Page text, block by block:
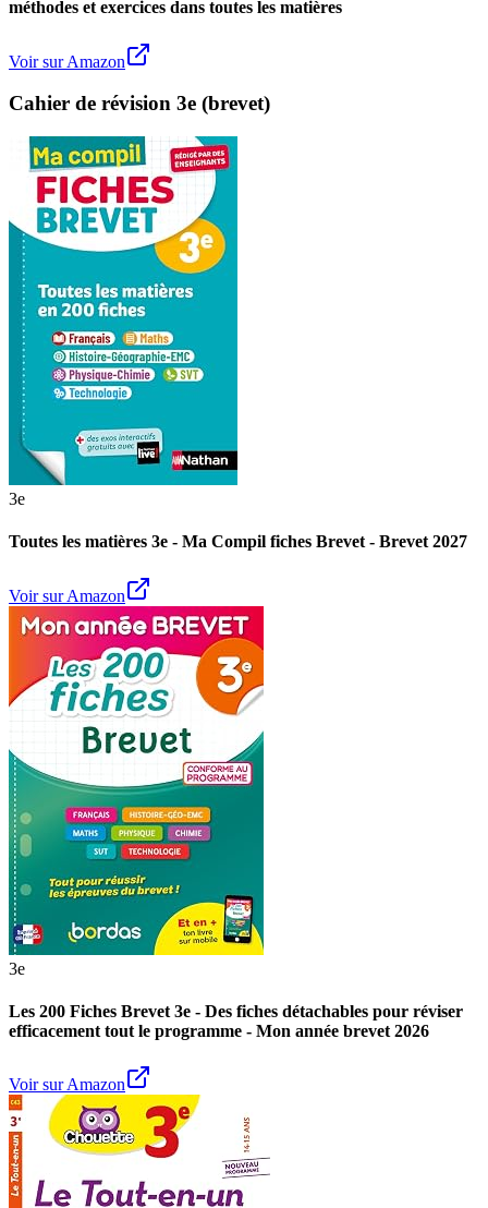
méthodes et exercices dans toutes les matières
Voir sur Amazon
Cahier de révision 3e (brevet)
3e
Toutes les matières 3e - Ma Compil fiches Brevet - Brevet 2027
Voir sur Amazon
3e
Les 200 Fiches Brevet 3e - Des fiches détachables pour réviser
efficacement tout le programme - Mon année brevet 2026
Voir sur Amazon